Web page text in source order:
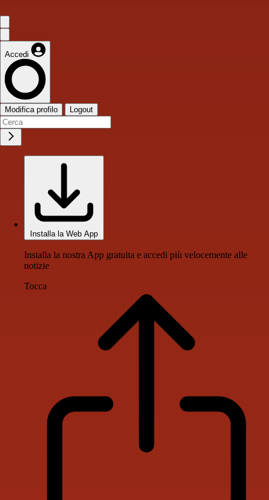
Accedi
Modifica profilo Logout
Installa la Web App
Installa la nostra App gratuita e accedi più velocemente alle
notizie
Tocca